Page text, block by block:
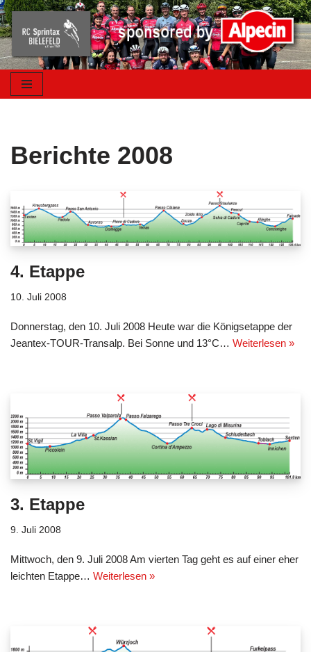
Zum
Inhalt
springen
Berichte 2008
4. Etappe
10. Juli 2008
Donnerstag, den 10. Juli 2008 Heute war die Königsetappe der
Jeantex-TOUR-Transalp. Bei Sonne und 13°C… Weiterlesen »
3. Etappe
9. Juli 2008
Mittwoch, den 9. Juli 2008 Am vierten Tag geht es auf einer eher
leichten Etappe… Weiterlesen »